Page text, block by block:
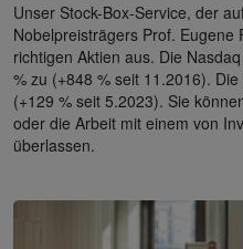
Unser Stock-Box-Service, der
Nobelpreisträgers Prof.
richtigen Aktien aus. Die
% zu (+848 % seit 11.2016).
(+129 % seit 5.2023). Sie
oder die Arbeit mit einem von
überlassen.